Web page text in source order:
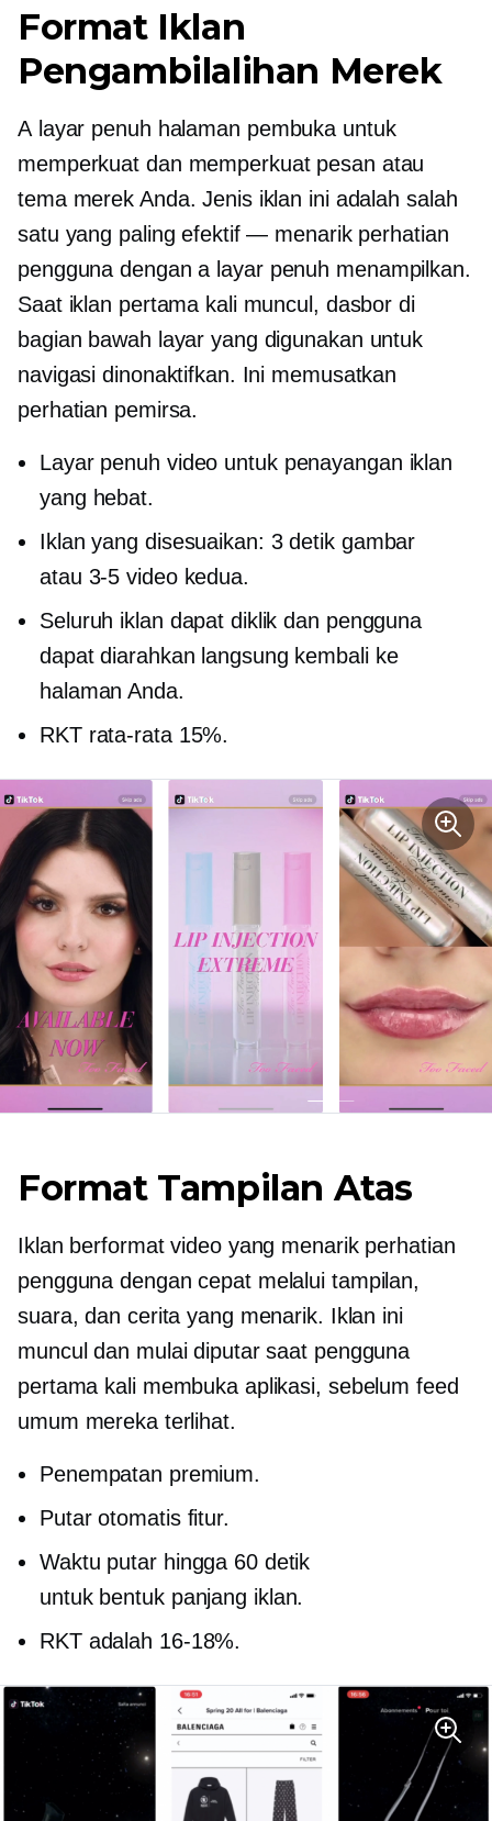
Format Iklan
Pengambilalihan Merek
A layar penuh halaman pembuka untuk
memperkuat dan memperkuat pesan atau
tema merek Anda. Jenis iklan ini adalah salah
satu yang paling efektif — menarik perhatian
pengguna dengan a layar penuh menampilkan.
Saat iklan pertama kali muncul, dasbor di
bagian bawah layar yang digunakan untuk
navigasi dinonaktifkan. Ini memusatkan
perhatian pemirsa.
Layar penuh video untuk penayangan iklan
yang hebat.
Iklan yang disesuaikan: 3 detikgambar
atau 3-5 video kedua.
Seluruh iklan dapat diklik dan pengguna
dapat diarahkan langsung kembali ke
halaman Anda.
RKT rata-rata 15%.
Format Tampilan Atas
Iklan berformat video yang menarik perhatian
pengguna dengan cepat melalui tampilan,
suara, dan cerita yang menarik. Iklan ini
muncul dan mulai diputar saat pengguna
pertama kali membuka aplikasi, sebelum feed
umum mereka terlihat.
Penempatan premium.
Putar otomatisfitur.
Waktu putar hingga 60 detik
untuk bentuk panjang iklan.
RKT adalah 16-18%.